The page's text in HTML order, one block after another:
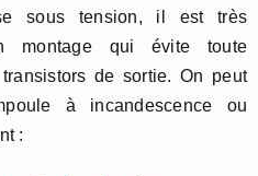
sous tension, il est très
montage qui évite toute
de sortie. On peut
à incandescence ou
: